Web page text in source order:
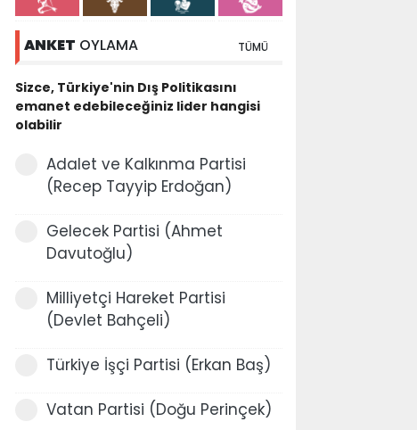
ANKET OYLAMA TÜMÜ
Sizce, Türkiye'nin Dış Politikasını
emanet edebileceğiniz lider hangisi
olabilir
Adalet ve Kalkınma Partisi
(Recep Tayyip Erdoğan)
Gelecek Partisi (Ahmet
Davutoğlu)
Milliyetçi Hareket Partisi
(Devlet Bahçeli)
Türkiye İşçi Partisi (Erkan Baş)
Vatan Partisi (Doğu Perinçek)